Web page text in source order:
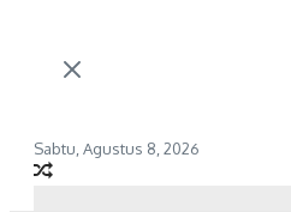
Sabtu, Agustus 8, 2026